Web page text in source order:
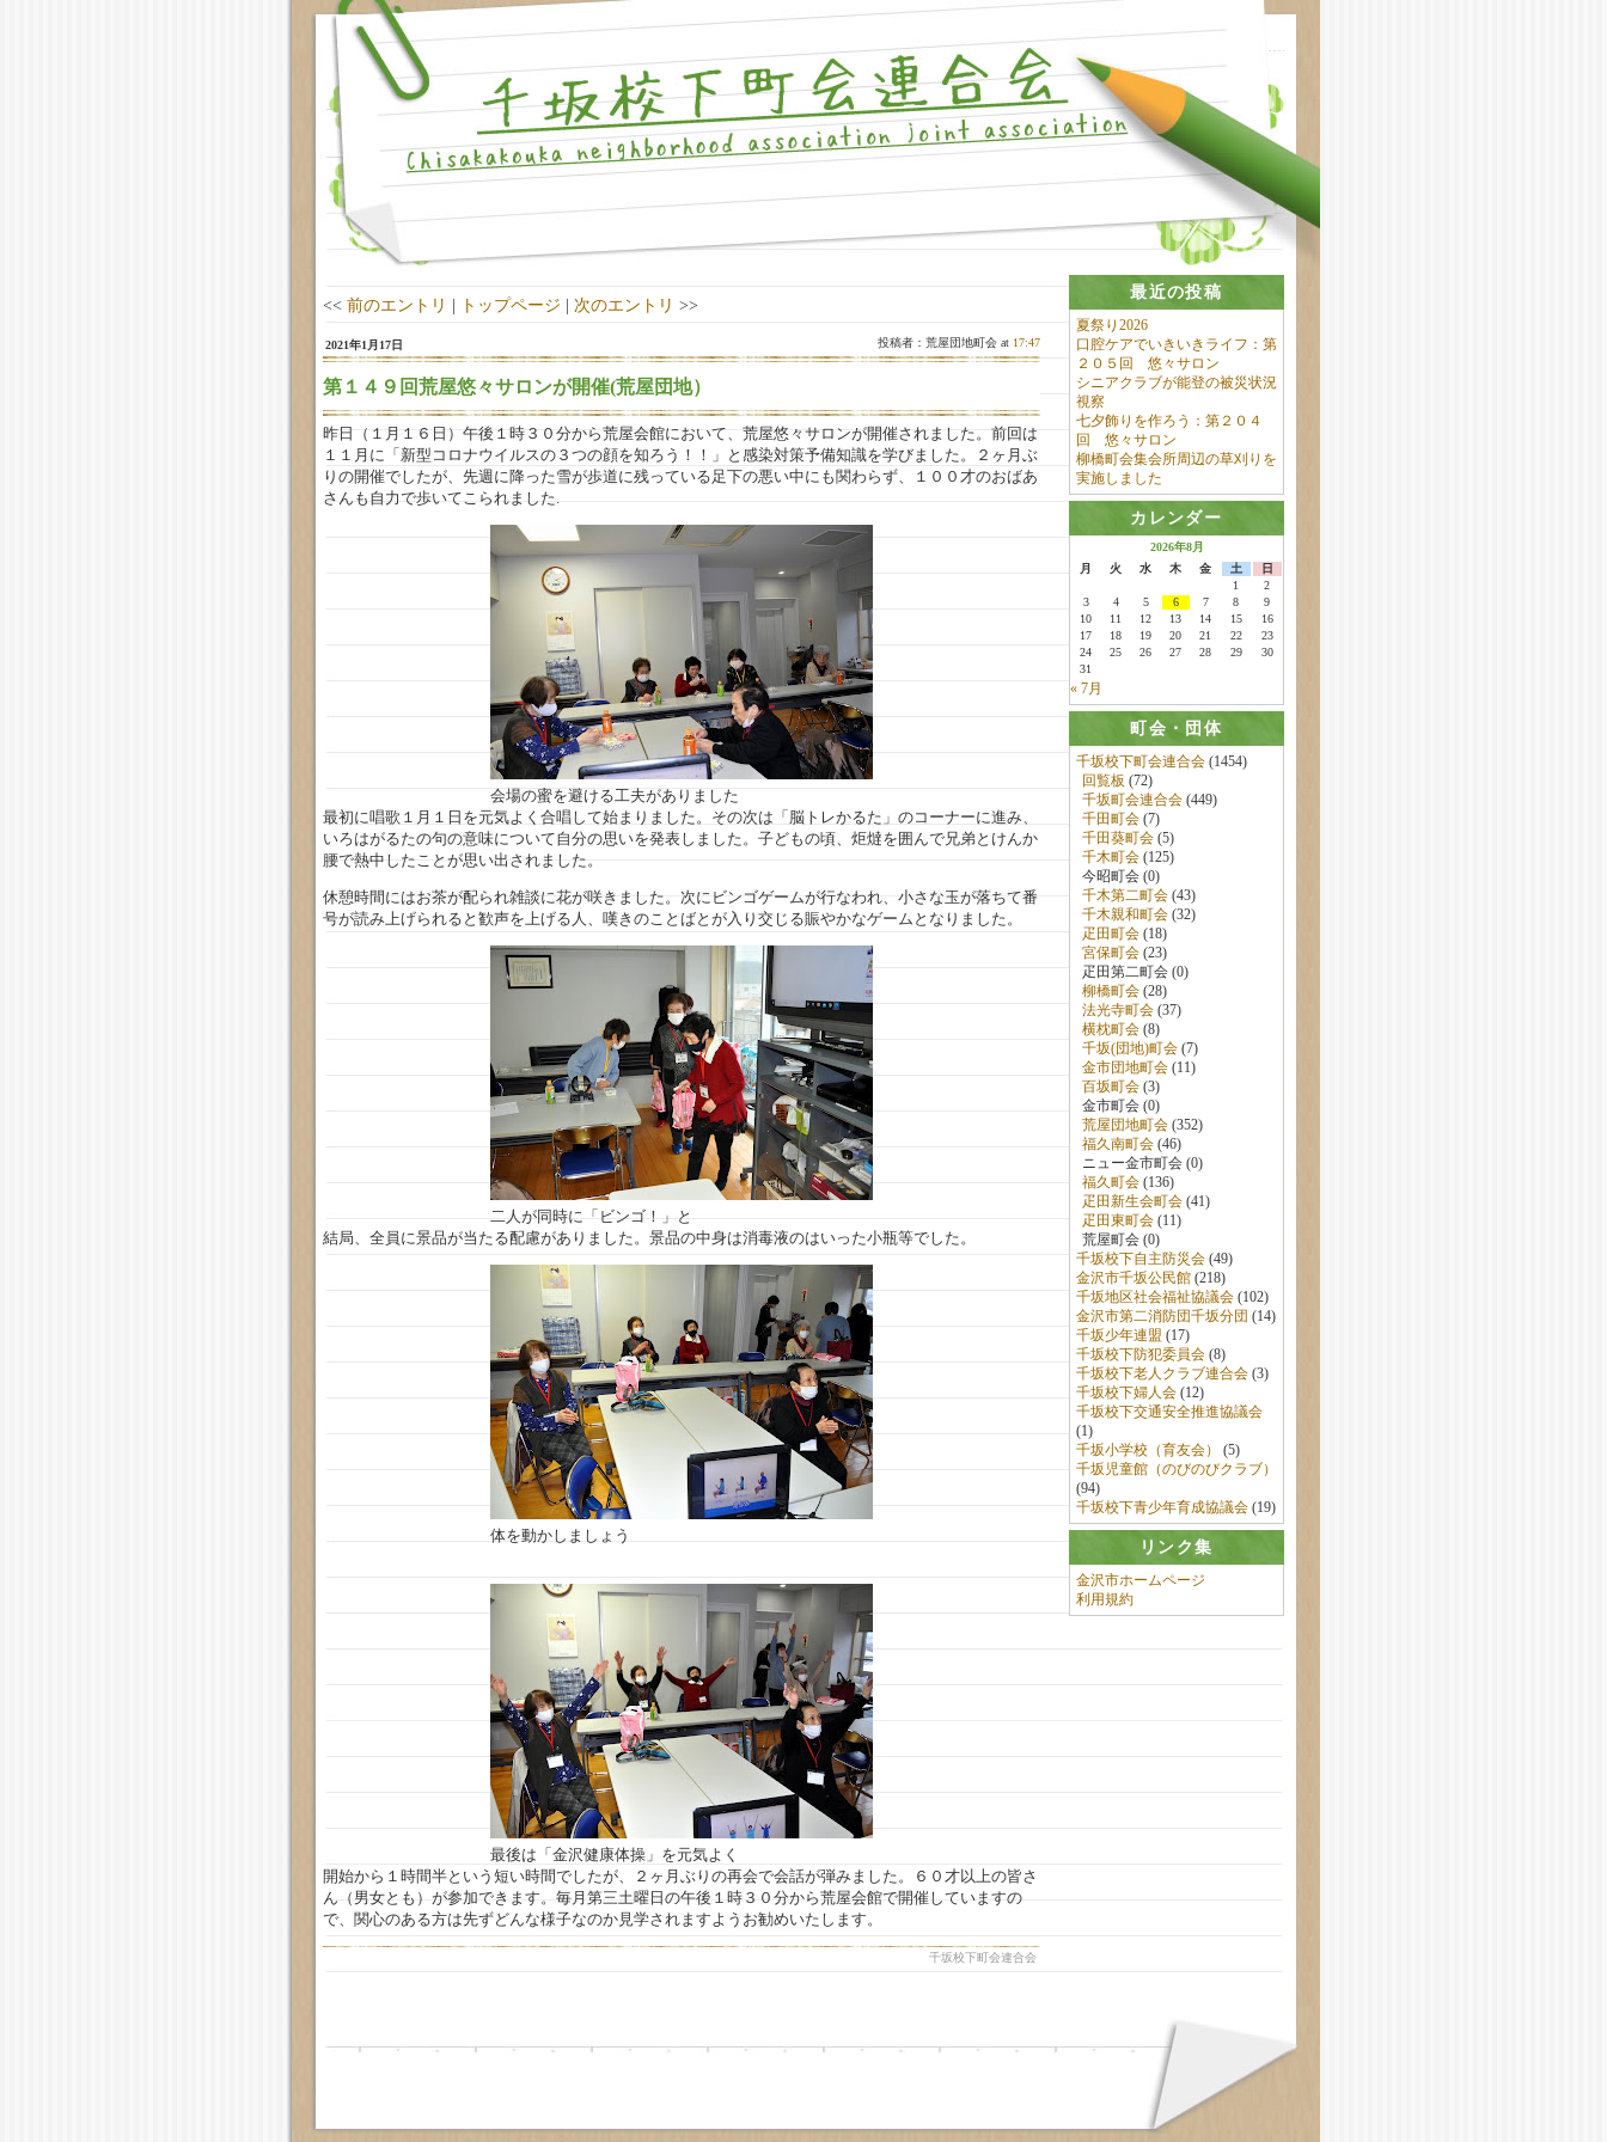
最近の投稿
夏祭り2026
口腔ケアでいきいきライフ：第
２０５回 悠々サロン
シニアクラブが能登の被災状況
視察
七夕飾りを作ろう：第２０４
回 悠々サロン
柳橋町会集会所周辺の草刈りを
実施しました
カレンダー
2026年8月
月
火 水 木 金 土
日
1
2
3
4 5 6 7 8
9
10
11 12 13 14 15
16
17
18 19 20 21 22
23
24
25 26 27 28 29
30
31
« 7月
町会・団体
千坂校下町会連合会(1454)
回覧板 (72)
千坂町会連合会(449)
千田町会(7)
千田葵町会(5)
千木町会(125)
今昭町会 (0)
千木第二町会(43)
千木親和町会(32)
疋田町会(18)
宮保町会(23)
疋田第二町会 (0)
柳橋町会(28)
法光寺町会(37)
横枕町会(8)
千坂(団地)町会(7)
金市団地町会(11)
百坂町会(3)
金市町会 (0)
荒屋団地町会(352)
福久南町会(46)
ニュー金市町会 (0)
福久町会(136)
疋田新生会町会(41)
疋田東町会(11)
荒屋町会 (0)
千坂校下自主防災会(49)
金沢市千坂公民館(218)
千坂地区社会福祉協議会(102)
金沢市第二消防団千坂分団 (14)
千坂少年連盟 (17)
千坂校下防犯委員会(8)
千坂校下老人クラブ連合会(3)
千坂校下婦人会(12)
千坂校下交通安全推進協議会
(1)
千坂小学校（育友会）
(5)
千坂児童館（のびのびクラブ）
(94)
千坂校下青少年育成協議会(19)
リンク集
金沢市ホームページ
利用規約
<<前のエントリ | トップページ | 次のエントリ >>
2021年1月17日 投稿者：荒屋団地町会 at 17:47
第１４９回荒屋悠々サロンが開催(荒屋団地）
昨日（１月１６日）午後１時３０分から荒屋会館において、荒屋悠々サロンが開催されました。前回は
１１月に「新型コロナウイルスの３つの顔を知ろう！！」と感染対策予備知識を学びました。２ヶ月ぶ
りの開催でしたが、先週に降った雪が歩道に残っている足下の悪い中にも関わらず、１００才のおばあ
さんも自力で歩いてこられました.
会場の蜜を避ける工夫がありました
最初に唱歌１月１日を元気よく合唱して始まりました。その次は「脳トレかるた」のコーナーに進み、
いろはがるたの句の意味について自分の思いを発表しました。子どもの頃、炬燵を囲んで兄弟とけんか
腰で熱中したことが思い出されました。
休憩時間にはお茶が配られ雑談に花が咲きました。次にビンゴゲームが行なわれ、小さな玉が落ちて番
号が読み上げられると歓声を上げる人、嘆きのことばとが入り交じる賑やかなゲームとなりました。
二人が同時に「ビンゴ！」と
結局、全員に景品が当たる配慮がありました。景品の中身は消毒液のはいった小瓶等でした。
体を動かしましょう
最後は「金沢健康体操」を元気よく
開始から１時間半という短い時間でしたが、２ヶ月ぶりの再会で会話が弾みました。６０才以上の皆さ
ん（男女とも）が参加できます。毎月第三土曜日の午後１時３０分から荒屋会館で開催していますの
で、関心のある方は先ずどんな様子なのか見学されますようお勧めいたします。
千坂校下町会連合会